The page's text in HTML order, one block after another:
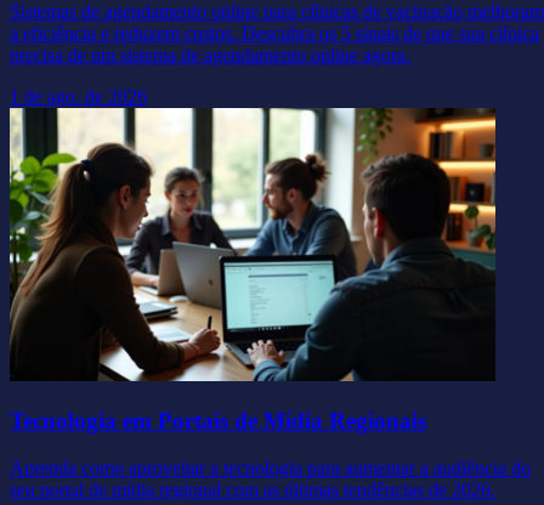
Sistemas de agendamento online para clínicas de vacinação melhoram
a eficiência e reduzem custos. Descubra os 5 sinais de que sua clínica
precisa de um sistema de agendamento online agora.
1 de ago. de 2026
Tecnologia em Portais de Mídia Regionais
Aprenda como aproveitar a tecnologia para aumentar a audiência do
seu portal de mídia regional com as últimas tendências de 2026.